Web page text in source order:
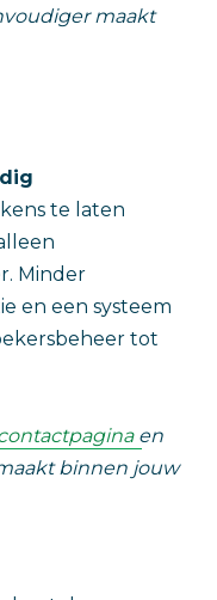
maakt
te laten
Minder
en een systeem
tot
en
binnen jouw